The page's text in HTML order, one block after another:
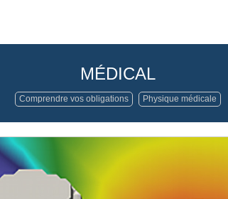
MÉDICAL
Comprendre vos obligations Physique médicale